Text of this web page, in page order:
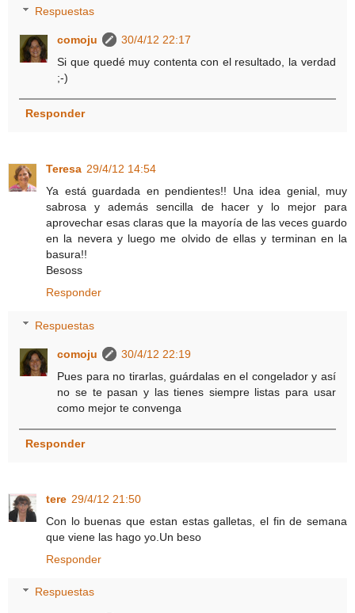
Respuestas
comoju
30/4/12 22:17
Si que quedé muy contenta con el resultado, la verdad
;-)
Responder
Teresa 29/4/12 14:54
Ya está guardada en pendientes!! Una idea genial, muy
sabrosa y además sencilla de hacer y lo mejor para
aprovechar esas claras que la mayoría de las veces guardo
en la nevera y luego me olvido de ellas y terminan en la
basura!!
Besoss
Responder
Respuestas
comoju
30/4/12 22:19
Pues para no tirarlas, guárdalas en el congelador y así
no se te pasan y las tienes siempre listas para usar
como mejor te convenga
Responder
tere 29/4/12 21:50
Con lo buenas que estan estas galletas, el fin de semana
que viene las hago yo.Un beso
Responder
Respuestas